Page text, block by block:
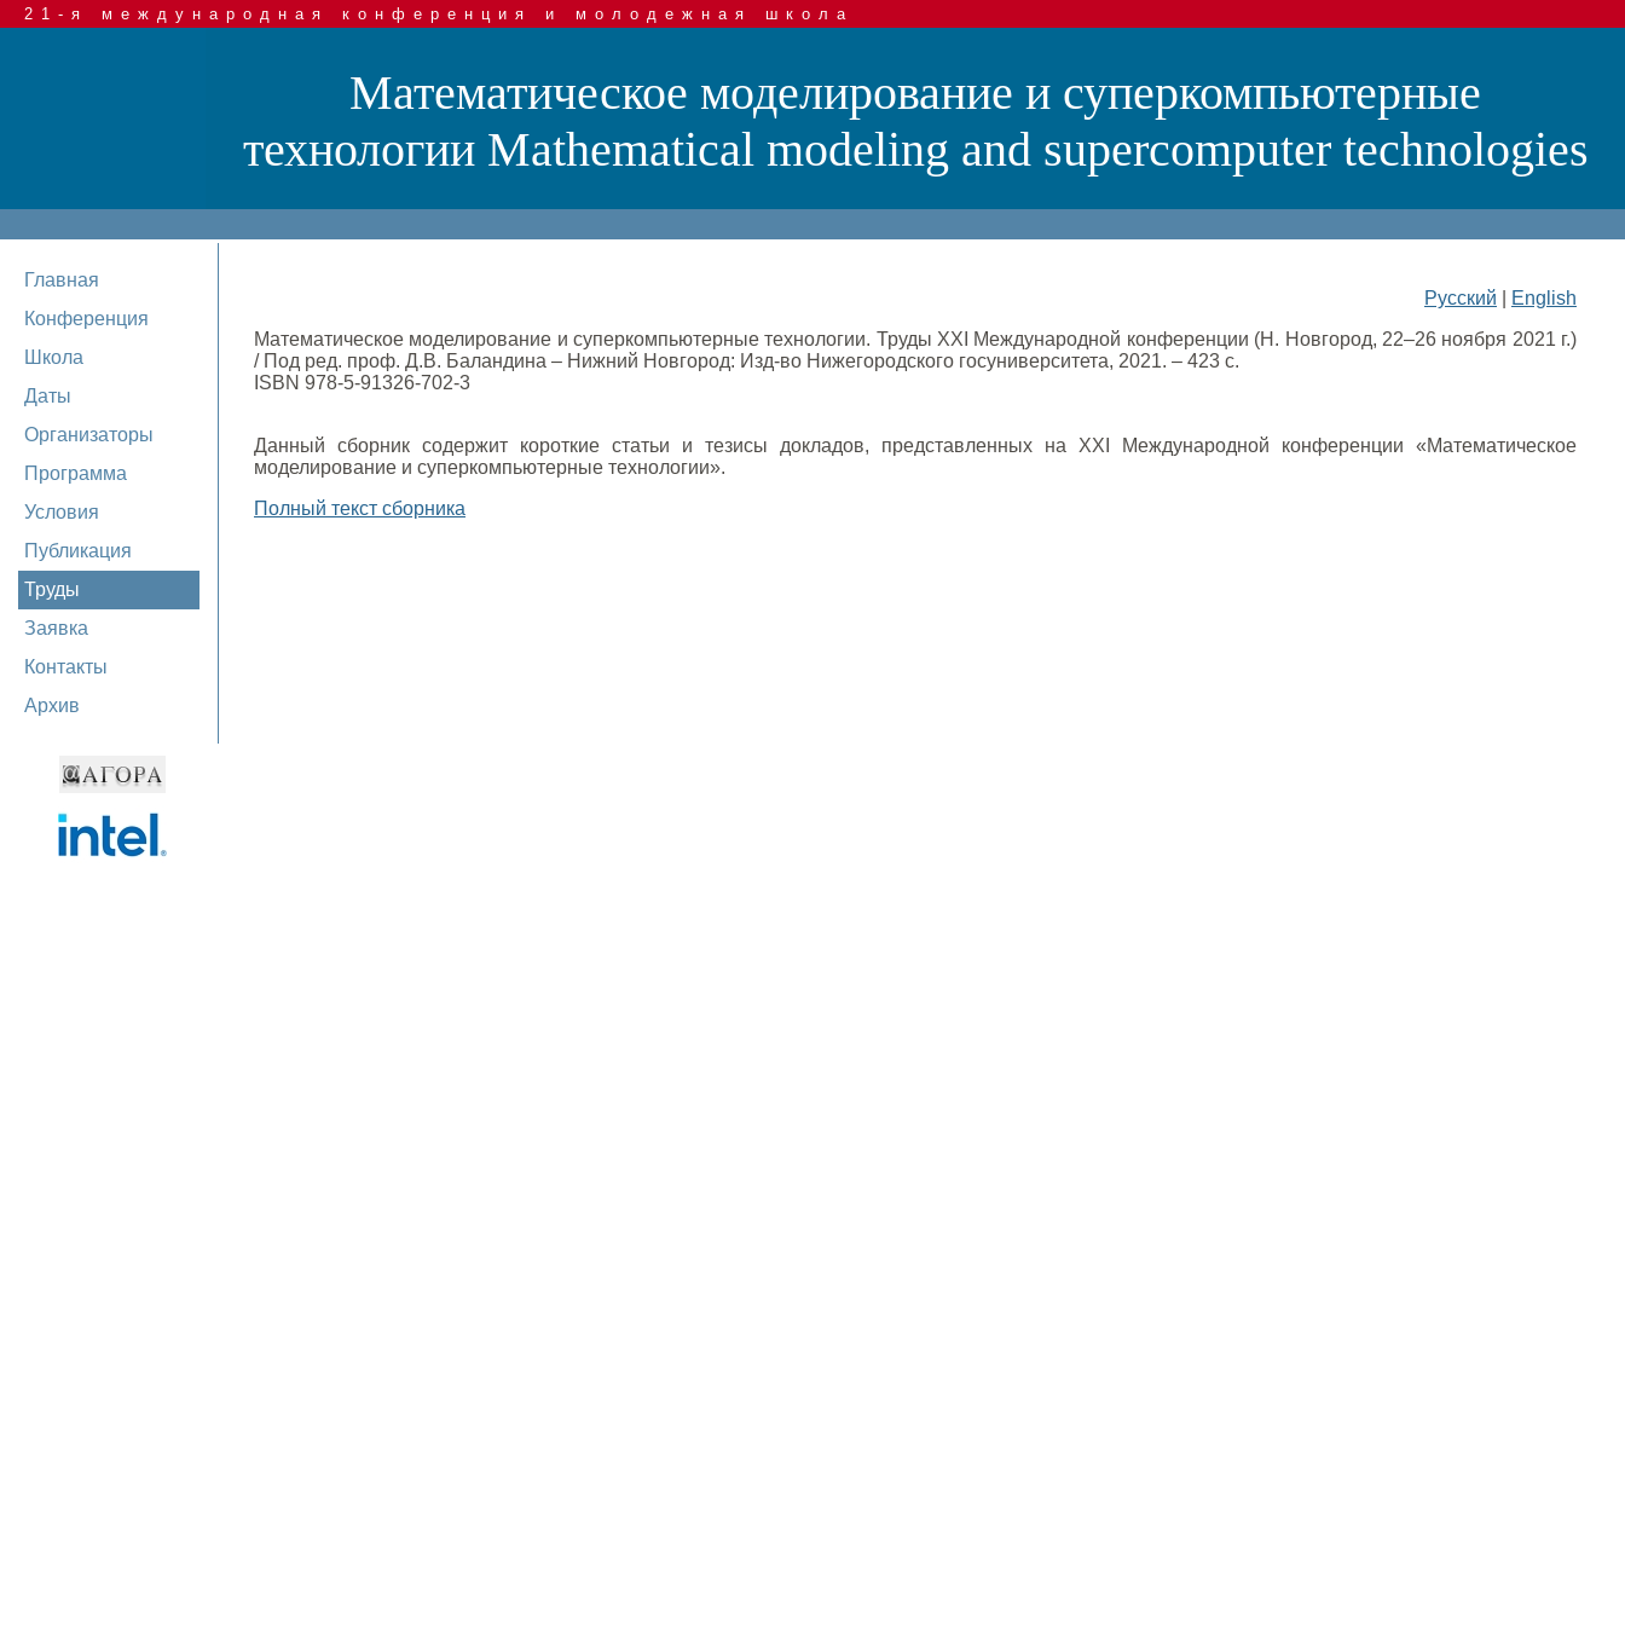
21-я международная конференция и молодежная школа
Математическое моделирование и суперкомпьютерные
технологии Mathematical modeling and supercomputer technologies
Главная
Конференция
Школа
Даты
Организаторы
Программа
Условия
Публикация
Труды
Заявка
Контакты
Архив
Русский
English
Математическое моделирование и суперкомпьютерные технологии. Труды XXI Международной конференции (Н. Новгород, 22–26 ноября 2021 г.)
/ Под ред. проф. Д.В. Баландина – Нижний Новгород: Изд-во Нижегородского госуниверситета, 2021. – 423 с.
ISBN 978-5-91326-702-3
Данный сборник содержит короткие статьи и тезисы докладов, представленных на XXI Международной конференции «Математическое
моделирование и суперкомпьютерные технологии».
Полный текст сборника